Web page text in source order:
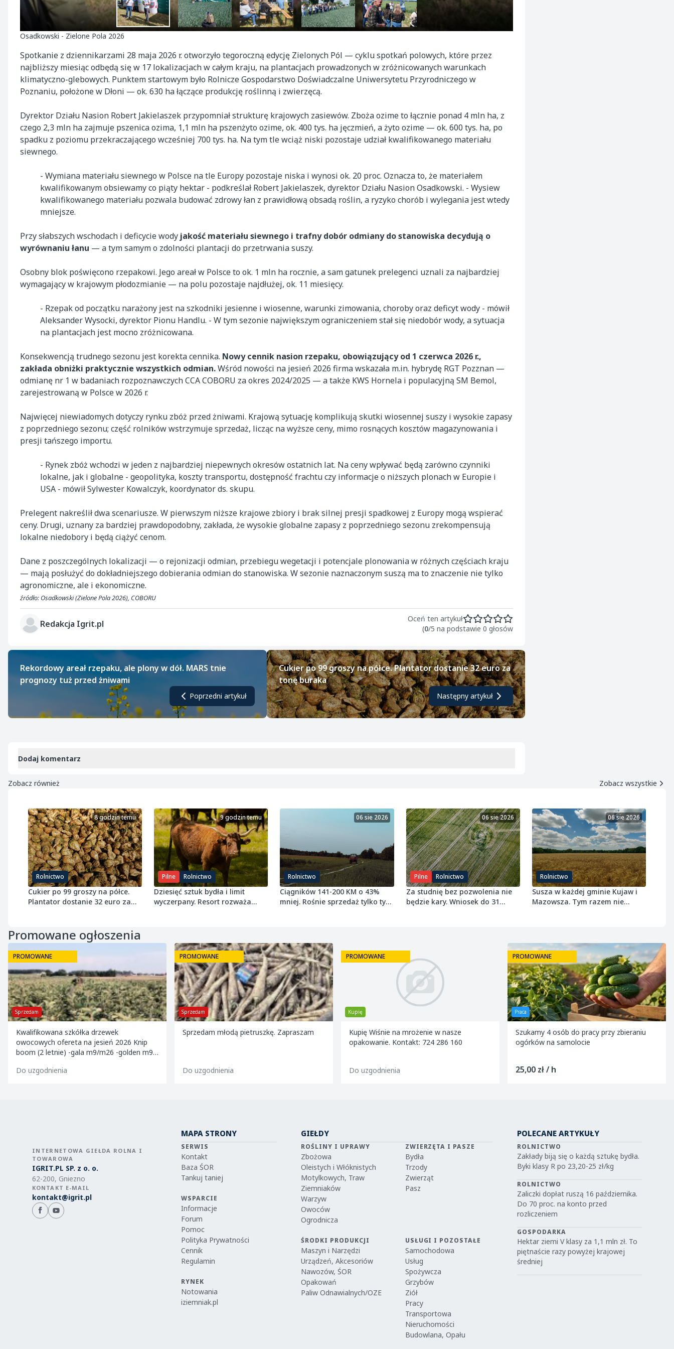
Osadkowski - Zielone Pola 2026
Spotkanie z dziennikarzami 28 maja 2026 r. otworzyło tegoroczną edycję Zielonych Pól — cyklu spotkań polowych, które przez
najbliższy miesiąc odbędą się w 17 lokalizacjach w całym kraju, na plantacjach prowadzonych w zróżnicowanych warunkach
klimatyczno-glebowych. Punktem startowym było Rolnicze Gospodarstwo Doświadczalne Uniwersytetu Przyrodniczego w
Poznaniu, położone w Dłoni — ok. 630 ha łączące produkcję roślinną i zwierzęcą.
Dyrektor Działu Nasion Robert Jakielaszek przypomniał strukturę krajowych zasiewów. Zboża ozime to łącznie ponad 4 mln ha, z
czego 2,3 mln ha zajmuje pszenica ozima, 1,1 mln ha pszenżyto ozime, ok. 400 tys. ha jęczmień, a żyto ozime — ok. 600 tys. ha, po
spadku z poziomu przekraczającego wcześniej 700 tys. ha. Na tym tle wciąż niski pozostaje udział kwalifikowanego materiału
siewnego.
- Wymiana materiału siewnego w Polsce na tle Europy pozostaje niska i wynosi ok. 20 proc. Oznacza to, że materiałem
kwalifikowanym obsiewamy co piąty hektar - podkreślał Robert Jakielaszek, dyrektor Działu Nasion Osadkowski. - Wysiew
kwalifikowanego materiału pozwala budować zdrowy łan z prawidłową obsadą roślin, a ryzyko chorób i wylegania jest wtedy
mniejsze.
Przy słabszych wschodach i deficycie wody jakość materiału siewnego i trafny dobór odmiany do stanowiska decydują o
wyrównaniu łanu — a tym samym o zdolności plantacji do przetrwania suszy.
Osobny blok poświęcono rzepakowi. Jego areał w Polsce to ok. 1 mln ha rocznie, a sam gatunek prelegenci uznali za najbardziej
wymagający w krajowym płodozmianie — na polu pozostaje najdłużej, ok. 11 miesięcy.
- Rzepak od początku narażony jest na szkodniki jesienne i wiosenne, warunki zimowania, choroby oraz deficyt wody - mówił
Aleksander Wysocki, dyrektor Pionu Handlu. - W tym sezonie największym ograniczeniem stał się niedobór wody, a sytuacja
na plantacjach jest mocno zróżnicowana.
Konsekwencją trudnego sezonu jest korekta cennika. Nowy cennik nasion rzepaku, obowiązujący od 1 czerwca 2026 r.,
zakłada obniżki praktycznie wszystkich odmian.Wśród nowości na jesień 2026 firma wskazała m.in. hybrydę RGT Pozznan —
odmianę nr 1 w badaniach rozpoznawczych CCA COBORU za okres 2024/2025 — a także KWS Hornela i populacyjną SM Bemol,
zarejestrowaną w Polsce w 2026 r.
Najwięcej niewiadomych dotyczy rynku zbóż przed żniwami. Krajową sytuację komplikują skutki wiosennej suszy i wysokie zapasy
z poprzedniego sezonu; część rolników wstrzymuje sprzedaż, licząc na wyższe ceny, mimo rosnących kosztów magazynowania i
presji tańszego importu.
- Rynek zbóż wchodzi w jeden z najbardziej niepewnych okresów ostatnich lat. Na ceny wpływać będą zarówno czynniki
lokalne, jak i globalne - geopolityka, koszty transportu, dostępność frachtu czy informacje o niższych plonach w Europie i
USA - mówił Sylwester Kowalczyk, koordynator ds. skupu.
Prelegent nakreślił dwa scenariusze. W pierwszym niższe krajowe zbiory i brak silnej presji spadkowej z Europy mogą wspierać
ceny. Drugi, uznany za bardziej prawdopodobny, zakłada, że wysokie globalne zapasy z poprzedniego sezonu zrekompensują
lokalne niedobory i będą ciążyć cenom.
Dane z poszczególnych lokalizacji — o rejonizacji odmian, przebiegu wegetacji i potencjale plonowania w różnych częściach kraju
— mają posłużyć do dokładniejszego dobierania odmian do stanowiska. W sezonie naznaczonym suszą ma to znaczenie nie tylko
agronomiczne, ale i ekonomiczne.
źródło: Osadkowski (Zielone Pola 2026), COBORU
Redakcja Igrit.pl
Oceń ten artykuł
(0/5 na podstawie 0 głosów
Rekordowy areał rzepaku, ale plony w dół. MARS tnie
prognozy tuż przed żniwami
Poprzedni artykuł
Cukier po 99 groszy na półce. Plantator dostanie 32 euro za
tonę buraka
Następny artykuł
Dodaj komentarz
Zobacz również Zobacz wszystkie
Rolnictwo
8 godzin temu
Cukier po 99 groszy na półce.
Plantator dostanie 32 euro za
Pilne Rolnictwo
9 godzin temu
Dziesięć sztuk bydła i limit
wyczerpany. Resort rozważa
Rolnictwo
06 sie 2026
Ciągników 141-200 KM o 43%
mniej. Rośnie sprzedaż tylko tych
Pilne Rolnictwo
06 sie 2026
Za studnię bez pozwolenia nie
będzie kary. Wniosek do 31
Rolnictwo
06 sie 2026
Susza w każdej gminie Kujaw i
Mazowsza. Tym razem nie
Promowane ogłoszenia
Sprzedam
PROMOWANE
Sprzedam młodą pietruszkę. Zapraszam
Do uzgodnienia
Kupię
PROMOWANE
Kupię Wiśnie na mrożenie w nasze
Do uzgodnienia
Praca
PROMOWANE
Szukamy 4 osób do pracy przy zbieraniu
ogórków na samolocie
25,00 zł / h
Sprzedam
PROMOWANE
Sprzedam jabłka Prince
1,00 zł / kg
INTERNETOWA GIEŁDA ROLNA I
TOWAROWA
IGRIT.PL SP. z o. o.
62-200, Gniezno
KONTAKT E-MAIL
kontakt@igrit.pl
MAPA STRONY
SERWIS
Kontakt
Baza ŚOR
Tankuj taniej
WSPARCIE
Informacje
Forum
Pomoc
Polityka Prywatności
Cennik
Regulamin
RYNEK
Notowania
iziemniak.pl
GIEŁDY
ROŚLINY I UPRAWY
Zbożowa
Oleistych i Włóknistych
Motylkowych, Traw
Ziemniaków
Warzyw
Owoców
Ogrodnicza
ZWIERZĘTA I PASZE
Bydła
Trzody
Zwierząt
Pasz
ŚRODKI PRODUKCJI
Maszyn i Narzędzi
Urządzeń, Akcesoriów
Nawozów, ŚOR
Opakowań
Paliw Odnawialnych/OZE
USŁUGI I POZOSTAŁE
Samochodowa
Usług
Spożywcza
Grzybów
Ziół
Pracy
Transportowa
Nieruchomości
Budowlana, Opału
POLECANE ARTYKUŁY
ROLNICTWO
Zakłady biją się o każdą sztukę bydła.
Byki klasy R po 23,20-25 zł/kg
ROLNICTWO
Zaliczki dopłat ruszą 16 października.
Do 70 proc. na konto przed
rozliczeniem
GOSPODARKA
Hektar ziemi V klasy za 1,1 mln zł. To
piętnaście razy powyżej krajowej
średniej